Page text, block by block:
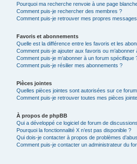
Pourquoi ma recherche renvoie à une page
Comment puis-je rechercher des membres ?
Comment puis-je retrouver mes propres
Favoris et abonnements
Quelle est la différence entre les favoris et les
Comment puis-je ajouter aux favoris ou
Comment puis-je m’abonner à un forum spécifique
Comment puis-je résilier mes abonnements ?
Pièces jointes
Quelles pièces jointes sont autorisées sur ce
Comment puis-je retrouver toutes mes pièces
À propos de phpBB
Qui a développé ce logiciel de forum de
Pourquoi la fonctionnalité X n’est pas disponible ?
Qui dois-je contacter à propos de problèmes
Comment puis-je contacter un administrateur du